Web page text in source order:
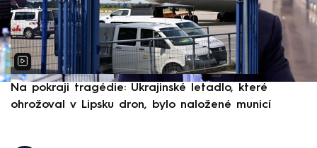
Na pokraji tragédie: Ukrajinské letadlo, které
ohrožoval v Lipsku dron, bylo naložené municí